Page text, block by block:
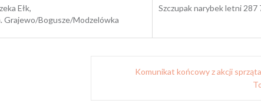
Ełk,
Grajewo/Bogusze/Modzelówka
Szczupak narybek letni 287
Komunikat końcowy z akcji